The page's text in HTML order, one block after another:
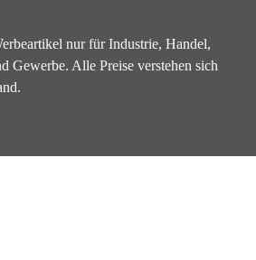
nur für Industrie, Handel,
Gewerbe. Alle Preise verstehen sich